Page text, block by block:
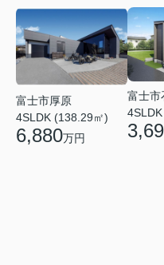
富士市厚原
4SLDK (138.29㎡)
6,880万円
富士市